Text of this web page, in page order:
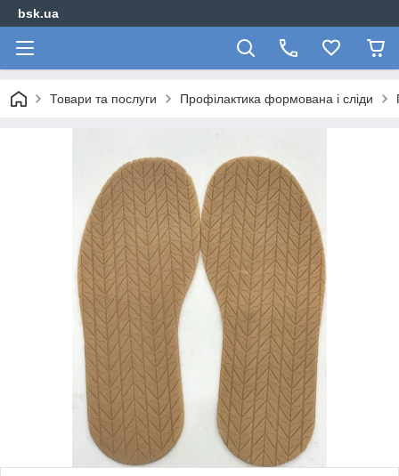
bsk.ua
Товари та послуги Профілактика формована і сліди